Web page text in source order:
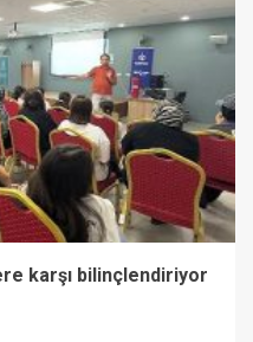
karşı bilinçlendiriyor